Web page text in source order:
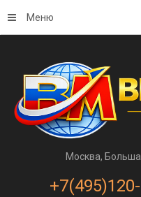
Москва,
Меню